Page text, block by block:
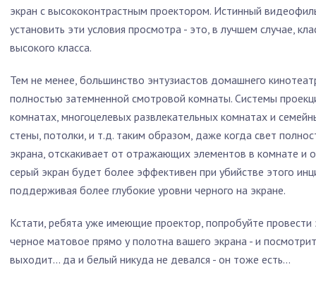
экран с высококонтрастным проектором. Истинный
установить эти условия просмотра - это, в лучшем случае,
высокого класса.
Тем не менее, большинство энтузиастов домашнего
полностью затемненной смотровой комнаты. Системы
комнатах, многоцелевых развлекательных комнатах и
стены, потолки, и т.д. таким образом, даже когда свет
экрана, отскакивает от отражающих элементов в комнате и
серый экран будет более эффективен при убийстве этого
поддерживая более глубокие уровни черного на экране.
Кстати, ребята уже имеющие проектор, попробуйте провести
черное матовое прямо у полотна вашего экрана - и
выходит… да и белый никуда не девался - он тоже есть…